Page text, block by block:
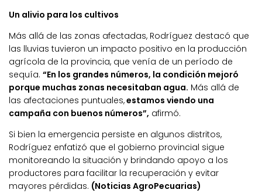
Un alivio para los cultivos
Más allá de las zonas afectadas, Rodríguez destacó que
las lluvias tuvieron un impacto positivo en la producción
agrícola de la provincia, que venía de un período de
sequía. “En los grandes números, la condición mejoró
porque muchas zonas necesitaban agua. Más allá de
las afectaciones puntuales,estamos viendo una
campaña con buenos números”, afirmó.
Si bien la emergencia persiste en algunos distritos,
Rodríguez enfatizó que el gobierno provincial sigue
monitoreando la situación y brindando apoyo a los
productores para facilitar la recuperación y evitar
mayores pérdidas. (Noticias AgroPecuarias)